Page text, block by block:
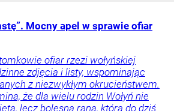
Mocny apel w sprawie ofiar
ofiar rzezi wołyńskiej
zdjęcia i listy, wspominając
z niezwykłym okrucieństwem.
że dla wielu rodzin Wołyń nie
lecz bolesną raną, która do dziś